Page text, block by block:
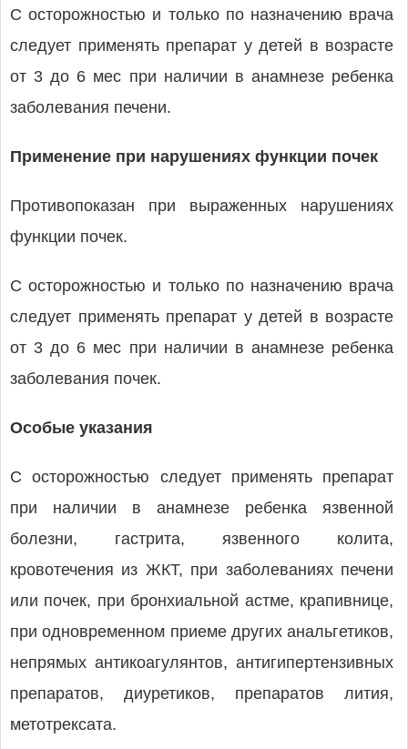
С осторожностью и только по назначению врача
следует применять препарат у детей в возрасте
от 3 до 6 мес при наличии в анамнезе ребенка
заболевания печени.
Применение при нарушениях функции почек
Противопоказан при выраженных нарушениях
функции почек.
С осторожностью и только по назначению врача
следует применять препарат у детей в возрасте
от 3 до 6 мес при наличии в анамнезе ребенка
заболевания почек.
Особые указания
С осторожностью следует применять препарат
при наличии в анамнезе ребенка язвенной
болезни, гастрита, язвенного колита,
кровотечения из ЖКТ, при заболеваниях печени
или почек, при бронхиальной астме, крапивнице,
при одновременном приеме других анальгетиков,
непрямых антикоагулянтов, антигипертензивных
препаратов, диуретиков, препаратов лития,
метотрексата.